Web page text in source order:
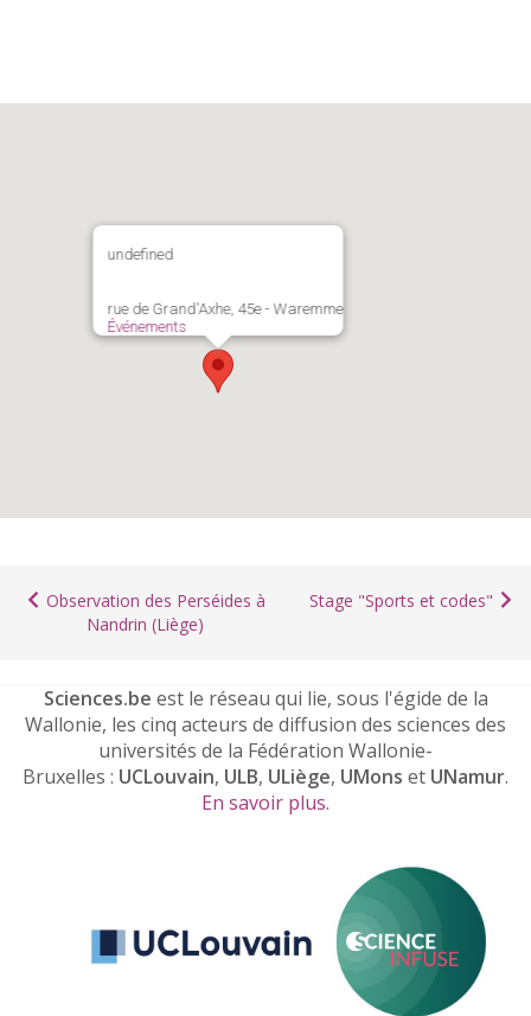
undefined
rue de Grand'Axhe, 45e - Waremme
Événements
Observation des Perséides à
Nandrin (Liège)
Stage "Sports et codes"
Sciences.be est le réseau qui lie, sous l'égide de la
Wallonie, les cinq acteurs de diffusion des sciences des
universités de la Fédération Wallonie-
Bruxelles : UCLouvain, ULB, ULiège, UMons et UNamur.
En savoir plus.